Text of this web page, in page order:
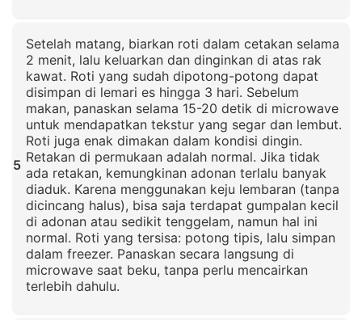
5
Setelah matang, biarkan roti dalam cetakan selama
2 menit, lalu keluarkan dan dinginkan di atas rak
kawat. Roti yang sudah dipotong-potong dapat
disimpan di lemari es hingga 3 hari. Sebelum
makan, panaskan selama 15-20 detik di microwave
untuk mendapatkan tekstur yang segar dan lembut.
Roti juga enak dimakan dalam kondisi dingin.
Retakan di permukaan adalah normal. Jika tidak
ada retakan, kemungkinan adonan terlalu banyak
diaduk. Karena menggunakan keju lembaran (tanpa
dicincang halus), bisa saja terdapat gumpalan kecil
di adonan atau sedikit tenggelam, namun hal ini
normal. Roti yang tersisa: potong tipis, lalu simpan
dalam freezer. Panaskan secara langsung di
microwave saat beku, tanpa perlu mencairkan
terlebih dahulu.